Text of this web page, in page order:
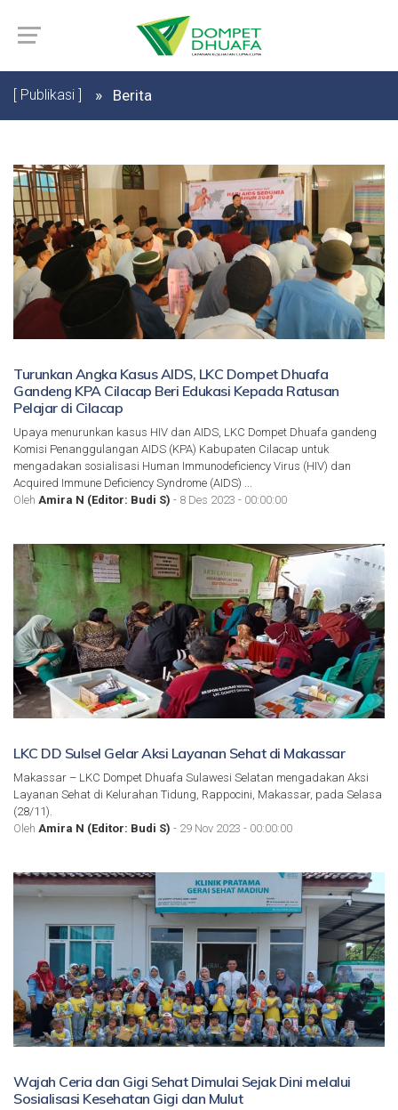
[ Publikasi ] Berita
Turunkan Angka Kasus AIDS, LKC Dompet Dhuafa
Gandeng KPA Cilacap Beri Edukasi Kepada Ratusan
Pelajar di Cilacap
Upaya menurunkan kasus HIV dan AIDS, LKC Dompet Dhuafa gandeng
Komisi Penanggulangan AIDS (KPA) Kabupaten Cilacap untuk
mengadakan sosialisasi Human Immunodeficiency Virus (HIV) dan
Acquired Immune Deficiency Syndrome (AIDS) ...
Oleh Amira N (Editor: Budi S) - 8 Des 2023 - 00:00:00
LKC DD Sulsel Gelar Aksi Layanan Sehat di Makassar
Makassar – LKC Dompet Dhuafa Sulawesi Selatan mengadakan Aksi
Layanan Sehat di Kelurahan Tidung, Rappocini, Makassar, pada Selasa
(28/11).
Oleh Amira N (Editor: Budi S) - 29 Nov 2023 - 00:00:00
Wajah Ceria dan Gigi Sehat Dimulai Sejak Dini melalui
Sosialisasi Kesehatan Gigi dan Mulut